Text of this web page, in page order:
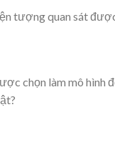
tượng quan sát
chọn làm mô hình